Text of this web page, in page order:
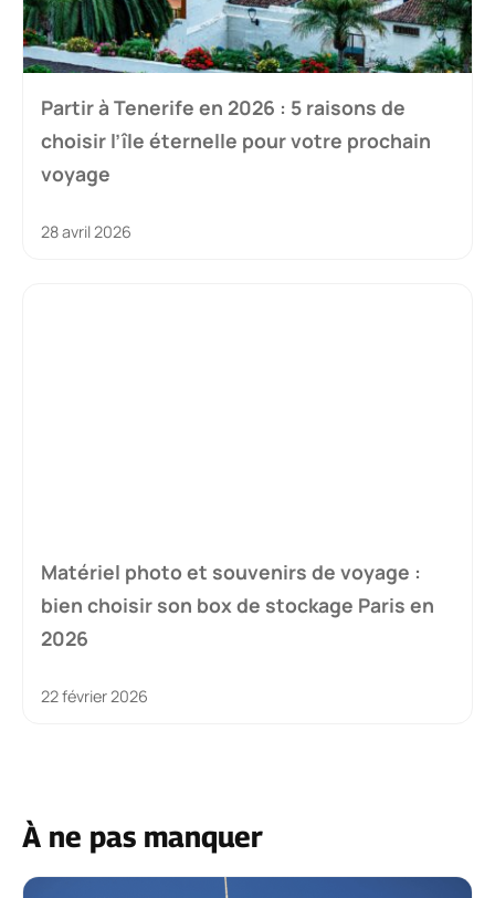
Partir à Tenerife en 2026 : 5 raisons de
choisir l’île éternelle pour votre prochain
voyage
28 avril 2026
Matériel photo et souvenirs de voyage :
bien choisir son box de stockage Paris en
2026
22 février 2026
À ne pas manquer